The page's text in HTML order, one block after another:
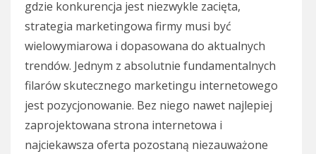
gdzie konkurencja jest niezwykle zacięta,
strategia marketingowa firmy musi być
wielowymiarowa i dopasowana do aktualnych
trendów. Jednym z absolutnie fundamentalnych
filarów skutecznego marketingu internetowego
jest pozycjonowanie. Bez niego nawet najlepiej
zaprojektowana strona internetowa i
najciekawsza oferta pozostaną niezauważone